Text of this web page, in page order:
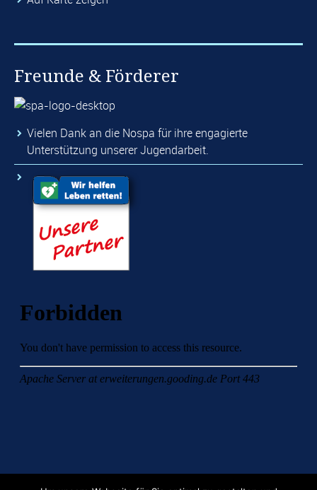
Freunde & Förderer
Vielen Dank an die Nospa für ihre engagierte
Unterstützung unserer Jugendarbeit.